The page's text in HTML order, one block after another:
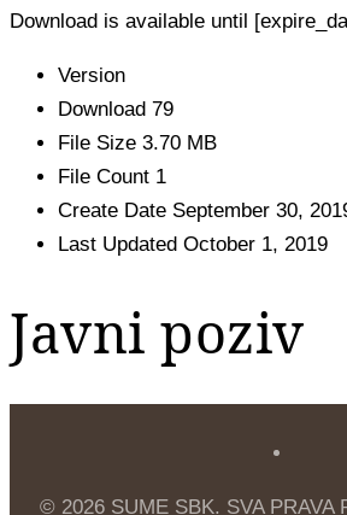
Download is available until
Version
Download 79
File Size 3.70 MB
File Count 1
Create Date September 30,
Last Updated October 1, 2019
Javni poziv
© 2026 SUME SBK. SVA PRAVA